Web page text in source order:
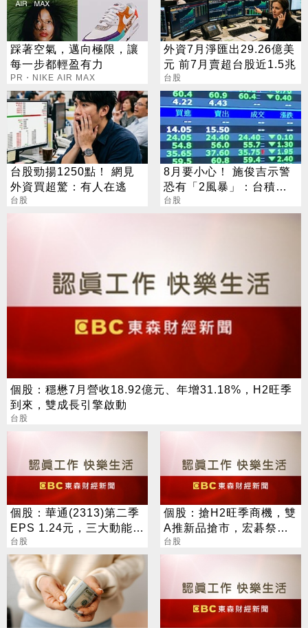
踩著空氣，邁向極限，讓
每一步都輕盈有力
PR・NIKE AIR MAX
外資7月淨匯出29.26億美
元 前7月賣超台股近1.5兆
台股
台股勁揚1250點！ 網見
外資買超驚：有人在逃
台股
8月要小心！ 施俊吉示警
恐有「2風暴」：台積電
也難逃
台股
個股：穩懋7月營收18.92億元、年增31.18%，H2旺季
到來，雙成長引擎啟動
台股
個股：華通(2313)第二季
EPS 1.24元，三大動能加
持，營運展望逐季向上
台股
個股：搶H2旺季商機，雙
A推新品搶市，宏碁祭出
可翻轉觸控NB，華碩推聯
台股